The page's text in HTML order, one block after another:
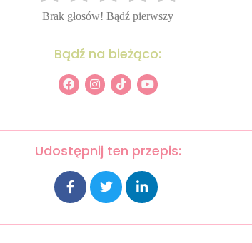
Brak głosów! Bądź pierwszy
Bądź na bieżąco:
Udostępnij ten przepis: